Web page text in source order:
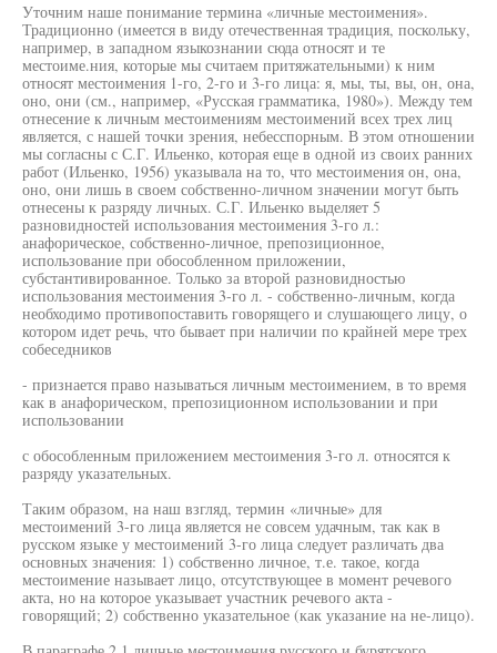
Уточним наше понимание термина «личные местоимения».
Традиционно (имеется в виду отечественная традиция, поскольку,
например, в западном языкознании сюда относят и те
местоиме.ния, которые мы считаем притяжательными) к ним
относят местоимения 1-го, 2-го и 3-го лица: я, мы, ты, вы, он, она,
оно, они (см., например, «Русская грамматика, 1980»). Между тем
отнесение к личным местоимениям местоимений всех трех лиц
является, с нашей точки зрения, небесспорным. В этом отношении
мы согласны с С.Г. Ильенко, которая еще в одной из своих ранних
работ (Ильенко, 1956) указывала на то, что местоимения он, она,
оно, они лишь в своем собственно-личном значении могут быть
отнесены к разряду личных. С.Г. Ильенко выделяет 5
разновидностей использования местоимения 3-го л.:
анафорическое, собственно-личное, препозиционное,
использование при обособленном приложении,
субстантивированное. Только за второй разновидностью
использования местоимения 3-го л. - собственно-личным, когда
необходимо противопоставить говорящего и слушающего лицу, о
котором идет речь, что бывает при наличии по крайней мере трех
собеседников
- признается право называться личным местоимением, в то время
как в анафорическом, препозиционном использовании и при
использовании
с обособленным приложением местоимения 3-го л. относятся к
разряду указательных.
Таким образом, на наш взгляд, термин «личные» для
местоимений 3-го лица является не совсем удачным, так как в
русском языке у местоимений 3-го лица следует различать два
основных значения: 1) собственно личное, т.е. такое, когда
местоимение называет лицо, отсутствующее в момент речевого
акта, но на которое указывает участник речевого акта -
говорящий; 2) собственно указательное (как указание на не-лицо).